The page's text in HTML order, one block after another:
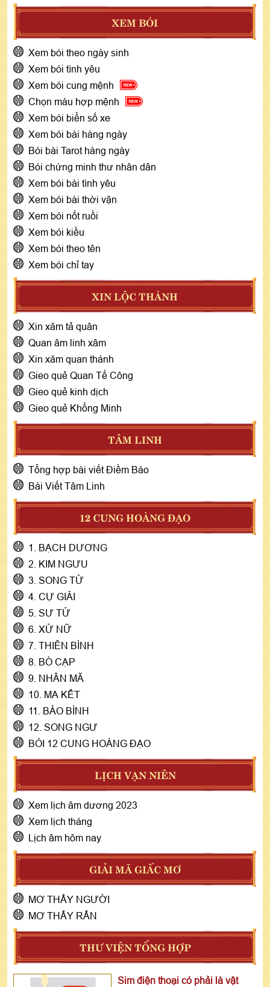
XEM BÓI
Xem bói theo ngày sinh
Xem bói tình yêu
Xem bói cung mệnh
Chọn màu hợp mệnh
Xem bói biển số xe
Xem bói bài hàng ngày
Bói bài Tarot hàng ngày
Bói chứng minh thư nhân dân
Xem bói bài tình yêu
Xem bói bài thời vận
Xem bói nốt ruồi
Xem bói kiều
Xem bói theo tên
Xem bói chỉ tay
XIN LỘC THÁNH
Xin xăm tả quân
Quan âm linh xâm
Xin xăm quan thánh
Gieo quẻ Quan Tế Công
Gieo quẻ kinh dịch
Gieo quẻ Khổng Minh
TÂM LINH
Tổng hợp bài viết Điềm Báo
Bài Viết Tâm Linh
12 CUNG HOÀNG ĐẠO
1. BẠCH DƯƠNG
2. KIM NGƯU
3. SONG TỬ
4. CỰ GIẢI
5. SƯ TỬ
6. XỬ NỮ
7. THIÊN BÌNH
8. BÒ CẠP
9. NHÂN MÃ
10. MA KẾT
11. BẢO BÌNH
12. SONG NGƯ
BÓI 12 CUNG HOÀNG ĐẠO
LỊCH VẠN NIÊN
Xem lịch âm dương 2023
Xem lịch tháng
Lịch âm hôm nay
GIẢI MÃ GIẤC MƠ
MƠ THẤY NGƯỜI
MƠ THẤY RẮN
THƯ VIỆN TỔNG HỢP
Sim điện thoại có phải là vật